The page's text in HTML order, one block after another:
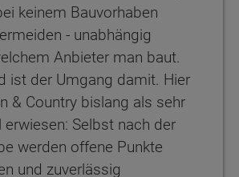
keinem Bauvorhaben
- unabhängig
Anbieter man baut.
ist der Umgang damit. Hier
& Country bislang als sehr
Selbst nach der
werden offene Punkte
und zuverlässig